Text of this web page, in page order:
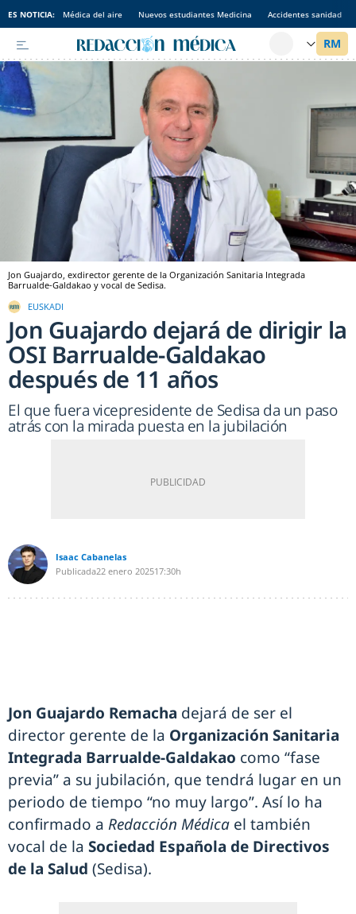
ES NOTICIA: Médica del aire Nuevos estudiantes Medicina Accidentes sanidad
Jon Guajardo, exdirector gerente de la Organización Sanitaria Integrada
Barrualde-Galdakao y vocal de Sedisa.
EUSKADI
Jon Guajardo dejará de dirigir la
OSI Barrualde-Galdakao
después de 11 años
El que fuera vicepresidente de Sedisa da un paso
atrás con la mirada puesta en la jubilación
Isaac Cabanelas
Publicada22 enero 202517:30h
Jon Guajardo Remacha dejará de ser el
director gerente de la Organización Sanitaria
Integrada Barrualde-Galdakao como “fase
previa” a su jubilación, que tendrá lugar en un
periodo de tiempo “no muy largo”. Así lo ha
confirmado a Redacción Médica el también
vocal de la Sociedad Española de Directivos
de la Salud (Sedisa).